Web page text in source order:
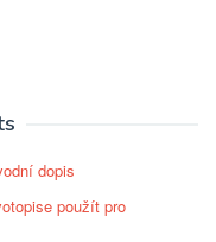
dopis
použít pro